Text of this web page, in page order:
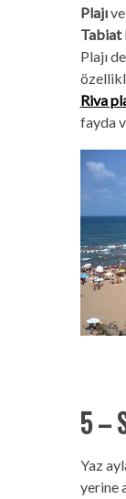
Plajıve
Tabiat
Plajı
Riva
fayda
5 –
Yaz
yerine